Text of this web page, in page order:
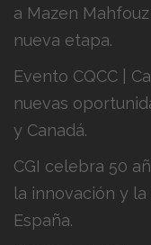
a Mazen
nueva etapa.
Evento CQCC |
nuevas
y Canadá.
CGI celebra 50
la innovación y
España.